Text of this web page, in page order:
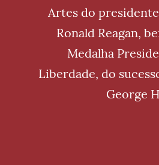
Artes do
Ronald Reagan,
Medalha
Liberdade, do
George